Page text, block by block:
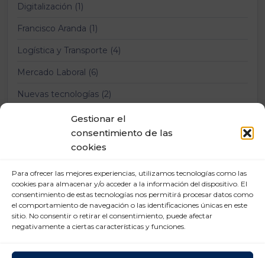
Gestionar el
consentimiento de las
cookies
Para ofrecer las mejores experiencias, utilizamos tecnologías como las
cookies para almacenar y/o acceder a la información del dispositivo. El
consentimiento de estas tecnologías nos permitirá procesar datos como
el comportamiento de navegación o las identificaciones únicas en este
sitio. No consentir o retirar el consentimiento, puede afectar
negativamente a ciertas características y funciones.
Digitalización (1)
Francisco Aranda (1)
Logística y Transporte (4)
Mercado Laboral (6)
Nuevas tecnologías (2)
Prevención Riesgos Laborales (12)
Relaciones laborales (11)